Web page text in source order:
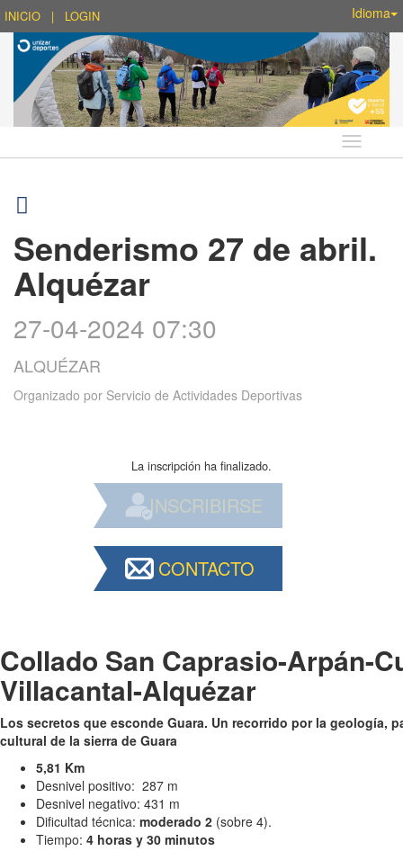
INICIO | LOGIN Idioma
Idioma
Senderismo 27 de abril.
Alquézar
27-04-2024 07:30
ALQUÉZAR
Organizado por Servicio de Actividades Deportivas
La inscripción ha finalizado.
INSCRIBIRSE
CONTACTO
Collado San Caprasio-Arpán-
Villacantal-Alquézar
Los secretos que esconde Guara. Un recorrido por la geología,
cultural de la sierra de Guara
5,81 Km
Desnivel positivo: 287 m
Desnivel negativo: 431 m
Dificultad técnica: moderado 2 (sobre 4).
Tiempo: 4 horas y 30 minutos